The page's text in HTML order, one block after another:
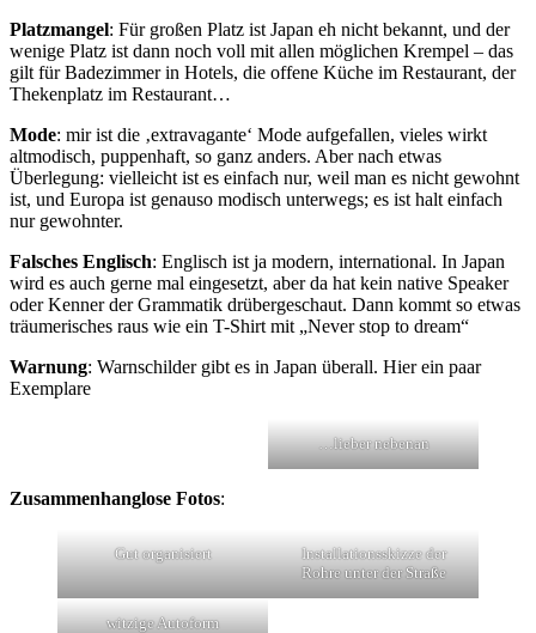
Platzmangel: Für großen Platz ist Japan eh nicht bekannt, und der
wenige Platz ist dann noch voll mit allen möglichen Krempel – das
gilt für Badezimmer in Hotels, die offene Küche im Restaurant, der
Thekenplatz im Restaurant…
Mode: mir ist die ‚extravagante‘ Mode aufgefallen, vieles wirkt
altmodisch, puppenhaft, so ganz anders. Aber nach etwas
Überlegung: vielleicht ist es einfach nur, weil man es nicht gewohnt
ist, und Europa ist genauso modisch unterwegs; es ist halt einfach
nur gewohnter.
Falsches Englisch: Englisch ist ja modern, international. In Japan
wird es auch gerne mal eingesetzt, aber da hat kein native Speaker
oder Kenner der Grammatik drübergeschaut. Dann kommt so etwas
träumerisches raus wie ein T-Shirt mit „Never stop to dream“
Warnung: Warnschilder gibt es in Japan überall. Hier ein paar
Exemplare
…lieber nebenan
Zusammenhanglose Fotos:
Gut organisiert
Installationsskizze der
Rohre unter der Straße
witzige Autoform